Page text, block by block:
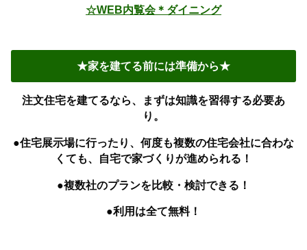
☆WEB内覧会＊ダイニング
★家を建てる前には準備から★
注文住宅を建てるなら、まずは知識を習得する必要あ
り。
●住宅展示場に行ったり、何度も複数の住宅会社に合わな
くても、自宅で家づくりが進められる！
●複数社のプランを比較・検討できる！
●利用は全て無料！